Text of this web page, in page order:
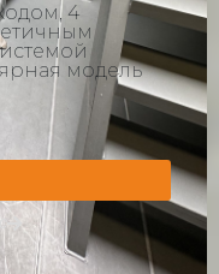
4
модель